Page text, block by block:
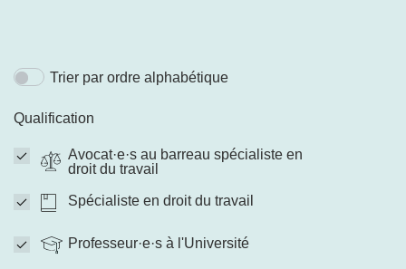
Trier par ordre alphabétique
Qualification
Avocat·e·s au barreau spécialiste en
droit du travail
Spécialiste en droit du travail
Professeur·e·s à l'Université